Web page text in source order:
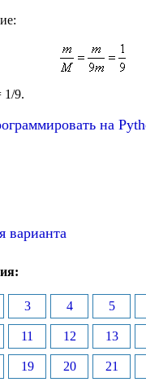
1/9.
на
варианта
3 4 5
11 12 13
19 20 21